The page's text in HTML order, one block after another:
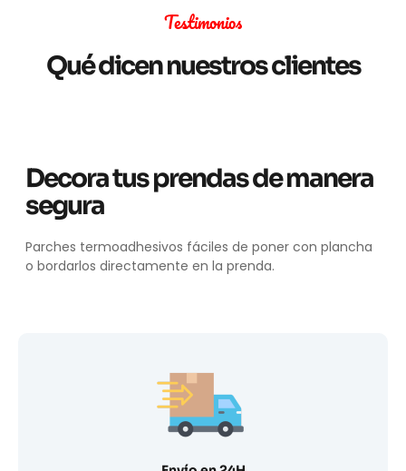
Testimonios
Qué dicen nuestros clientes
Decora tus prendas de manera
segura
Parches termoadhesivos fáciles de poner con plancha
o bordarlos directamente en la prenda.